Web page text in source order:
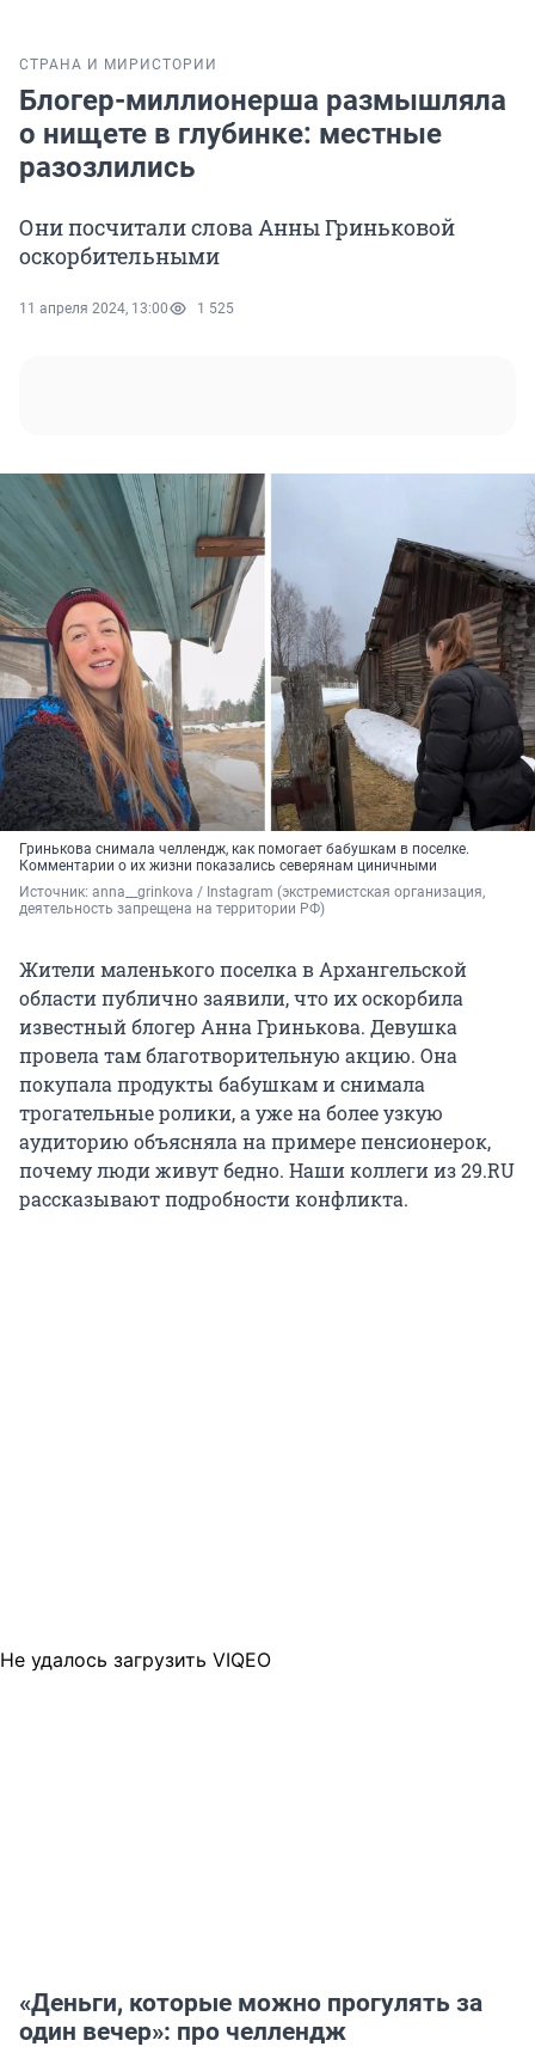
СТРАНА И МИР ИСТОРИИ
Блогер-миллионерша размышляла
о нищете в глубинке: местные
разозлились
Они посчитали слова Анны Гриньковой
оскорбительными
11 апреля 2024, 13:00 1 525
Гринькова снимала челлендж, как помогает бабушкам в поселке.
Комментарии о их жизни показались северянам циничными
Источник: anna__grinkova / Instagram (экстремистская организация,
деятельность запрещена на территории РФ)
Жители маленького поселка в Архангельской
области публично заявили, что их оскорбила
известный блогер Анна Гринькова. Девушка
провела там благотворительную акцию. Она
покупала продукты бабушкам и снимала
трогательные ролики, а уже на более узкую
аудиторию объясняла на примере пенсионерок,
почему люди живут бедно. Наши коллеги из 29.RU
рассказывают подробности конфликта.
Не удалось загрузить VIQEO
«Деньги, которые можно прогулять за
один вечер»: про челлендж